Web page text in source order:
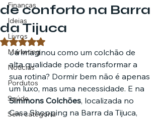
Finanças
Ideias
Livros
Marketing
Notícias
Pordutos
Saúde
Sem categoria
de conforto na Barra
da Tijuca
Avaliado com NaN de 5 estrelas.
Já imaginou como um colchão de
alta qualidade pode transformar a
sua rotina? Dormir bem não é apenas
um luxo, mas uma necessidade. E na
Simmons Colchões, localizada no
Casa Shopping na Barra da Tijuca,